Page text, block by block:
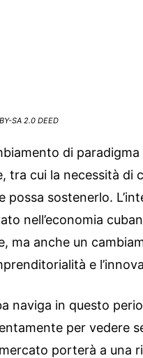
SA 2.0 DEED
di
tra cui la necessità di
possa sostenerlo.
nell’economia
ma anche un
e
naviga in questo
per vedere
porterà a una